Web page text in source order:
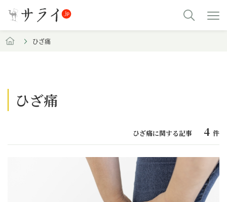
ひざ痛
ひざ痛
ひざ痛に関する記事 4 件